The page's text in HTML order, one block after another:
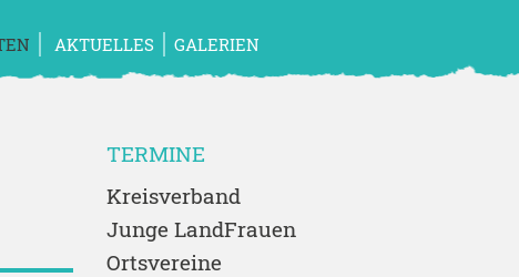
AKTUELLES GALERIEN
TERMINE
Kreisverband
Junge LandFrauen
Ortsvereine